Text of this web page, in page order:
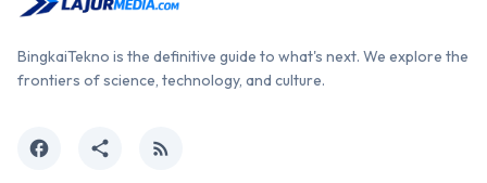
BingkaiTekno is the definitive guide to what's next. We explore the
frontiers of science, technology, and culture.
facebook share rss_feed